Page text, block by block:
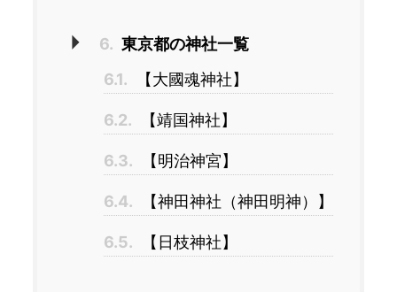
6. 東京都の神社一覧
6.1.
【大國魂神社】
6.2. 【靖国神社】
6.3. 【明治神宮】
6.4. 【神田神社（神田明神）】
6.5. 【日枝神社】